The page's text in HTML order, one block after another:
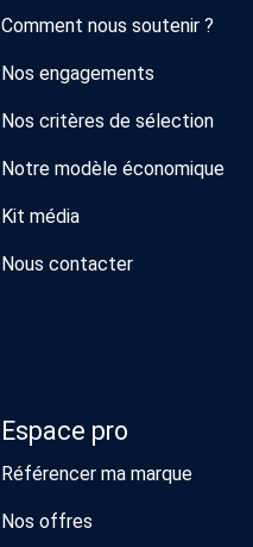
Comment nous soutenir ?
Nos engagements
Nos critères de sélection
Notre modèle économique
Kit média
Nous contacter
Espace pro
Référencer ma marque
Nos offres